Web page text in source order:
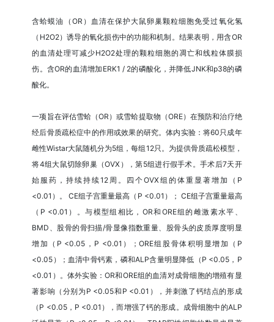
含蛤蟆油（OR）血清在保护大鼠卵巢颗粒细胞免受过氧化氢
（H2O2）诱导的氧化损伤中的功能和机制。结果表明，用含OR
的血清处理可减少H2O2处理的颗粒细胞的凋亡和线粒体膜损
伤。含OR的血清增加ERK1 / 2的磷酸化，并降低JNK和p38的磷
酸化。
一项旨在评估雪蛤（OR）或雪蛤提取物（ORE）在预防和治疗绝
经后骨质疏松症中的作用或效果的研究。体内实验：将60只成年
雌性Wistar大鼠随机分为5组，每组12只。为提供骨质疏松模型，
将4组大鼠切除卵巢（OVX），第5组进行假手术。手术后7天开
始服药，持续持续12周。四个OVX组的体重显著增加（P
<0.01）。 CE组子宫重量最高（P <0.01）； CE组子宫重量最高
（P <0.01）。与模型组相比，OR和ORE组的雌激素水平、
BMD、股骨的骨扫描/骨显像指数重量、股骨头的皮质厚度明显
增加（P <0.05，P <0.01）；ORE组股骨体积明显增加（P
<0.05）；血清中骨钙素，磷和ALP含量明显降低（P <0.05，P
<0.01）。体外实验：OR和ORE组的血清对成骨细胞的增殖有显
著影响（分别为P <0.05和P <0.01），并刺激了钙结点的形成
（P <0.05，P <0.01），而增强了钙的形成。成骨细胞中的ALP